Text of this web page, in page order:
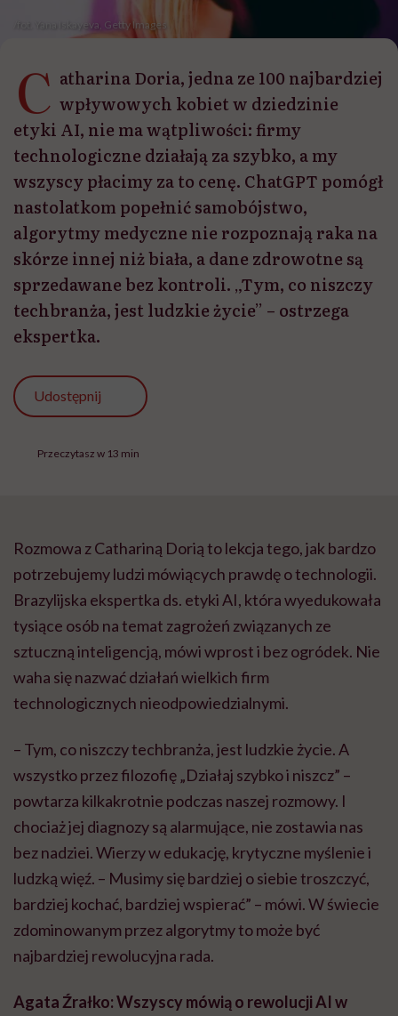
/fot. Yana Iskayeva, Getty Images
C atharina Doria, jedna ze 100 najbardziej
wpływowych kobiet w dziedzinie
etyki AI, nie ma wątpliwości: firmy
technologiczne działają za szybko, a my
wszyscy płacimy za to cenę. ChatGPT pomógł
nastolatkom popełnić samobójstwo,
algorytmy medyczne nie rozpoznają raka na
skórze innej niż biała, a dane zdrowotne są
sprzedawane bez kontroli. „Tym, co niszczy
techbranża, jest ludzkie życie” – ostrzega
ekspertka.
Udostępnij
Przeczytasz w 13 min
Rozmowa z Cathariną Dorią to lekcja tego, jak bardzo
potrzebujemy ludzi mówiących prawdę o technologii.
Brazylijska ekspertka ds. etyki AI, która wyedukowała
tysiące osób na temat zagrożeń związanych ze
sztuczną inteligencją, mówi wprost i bez ogródek. Nie
waha się nazwać działań wielkich firm
technologicznych nieodpowiedzialnymi.
– Tym, co niszczy techbranża, jest ludzkie życie. A
wszystko przez filozofię „Działaj szybko i niszcz” –
powtarza kilkakrotnie podczas naszej rozmowy. I
chociaż jej diagnozy są alarmujące, nie zostawia nas
bez nadziei. Wierzy w edukację, krytyczne myślenie i
ludzką więź. – Musimy się bardziej o siebie troszczyć,
bardziej kochać, bardziej wspierać” – mówi. W świecie
zdominowanym przez algorytmy to może być
najbardziej rewolucyjna rada.
Agata Źrałko: Wszyscy mówią o rewolucji AI w